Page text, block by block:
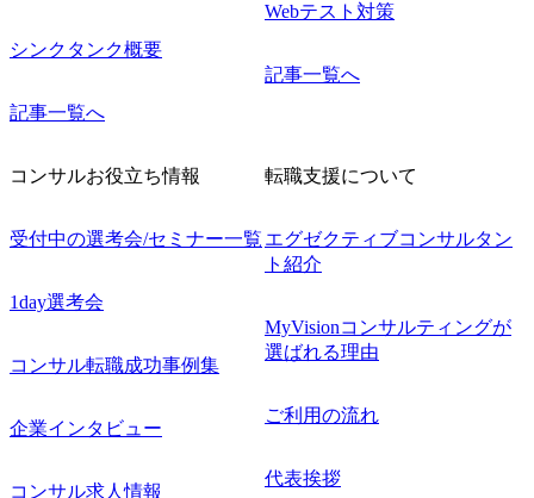
シンクタンク概要
記事一覧へ
Webテスト対策
記事一覧へ
コンサルお役立ち情報
受付中の選考会/セミナー一覧
1day選考会
コンサル転職成功事例集
企業インタビュー
コンサル求人情報
転職支援について
エグゼクティブコンサルタン
ト紹介
MyVisionコンサルティングが
選ばれる理由
ご利用の流れ
代表挨拶